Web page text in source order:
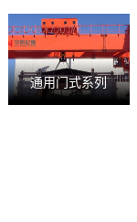
通用门式系列